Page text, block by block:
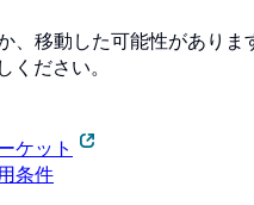
、移動した可能性がありま
ください。
ケット
条件